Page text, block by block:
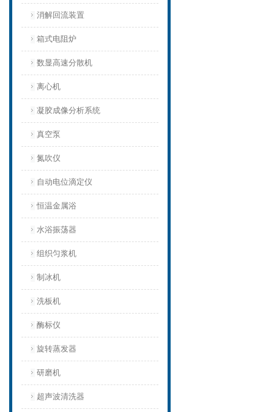
消解回流装置
箱式电阻炉
数显高速分散机
离心机
凝胶成像分析系统
真空泵
氮吹仪
自动电位滴定仪
恒温金属浴
水浴振荡器
组织匀浆机
制冰机
洗板机
酶标仪
旋转蒸发器
研磨机
超声波清洗器